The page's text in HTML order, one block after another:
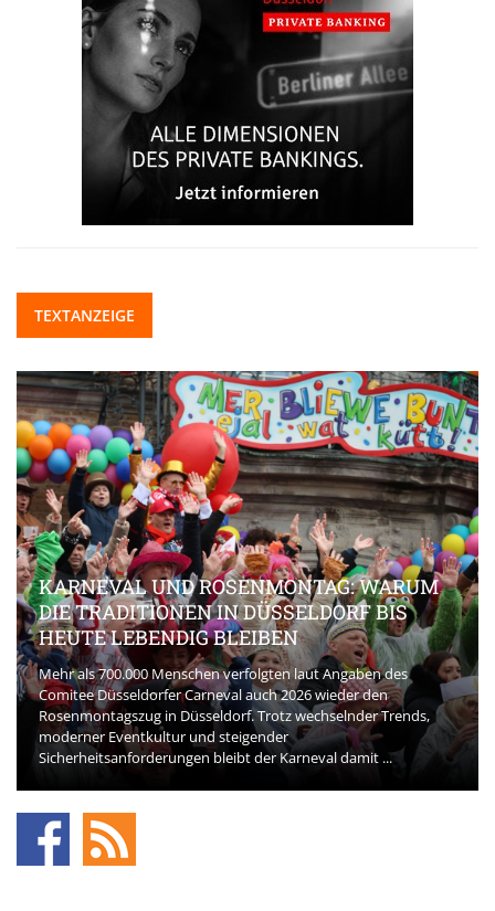
TEXTANZEIGE
KARNEVAL UND ROSENMONTAG: WARUM
DIE TRADITIONEN IN DÜSSELDORF BIS
HEUTE LEBENDIG BLEIBEN
Mehr als 700.000 Menschen verfolgten laut Angaben des
Comitee Düsseldorfer Carneval auch 2026 wieder den
Rosenmontagszug in Düsseldorf. Trotz wechselnder Trends,
moderner Eventkultur und steigender
Sicherheitsanforderungen bleibt der Karneval damit ...